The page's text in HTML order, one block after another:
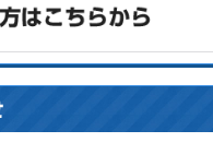
から